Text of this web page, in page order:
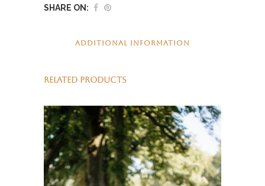
SHARE ON:
ADDITIONAL INFORMATION
RELATED PRODUCTS